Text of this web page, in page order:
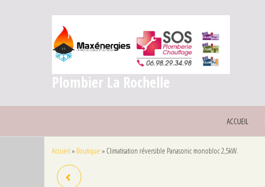
Plombier La Rochelle
ACCUEIL
Accueil » Boutique » Climatisation réversible Panasonic monobloc 2,5kW.